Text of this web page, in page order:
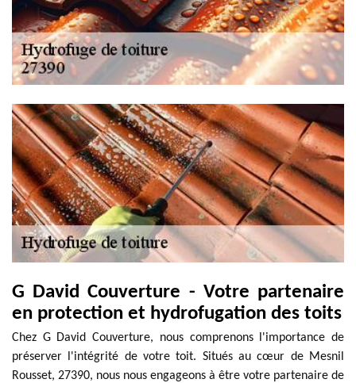
G David Couverture - Votre partenaire
en protection et hydrofugation des toits
Chez G David Couverture, nous comprenons l'importance de
préserver l'intégrité de votre toit. Situés au cœur de Mesnil
Rousset, 27390, nous nous engageons à être votre partenaire de